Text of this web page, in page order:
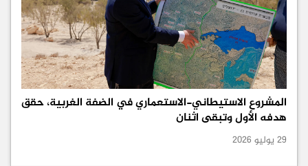
المشروع الاستيطاني-الاستعماري في الضفة الغربية، حقق
هدفه الأول وتبقى اثنان
29 يوليو 2026